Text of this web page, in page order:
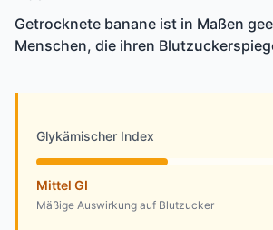
Getrocknete banane ist in Maßen
Menschen, die ihren
Glykämischer Index
Mittel GI
Mäßige Auswirkung auf Blutzucker